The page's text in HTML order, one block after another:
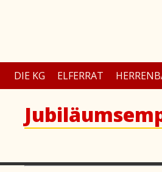
DIE KG ELFERRAT